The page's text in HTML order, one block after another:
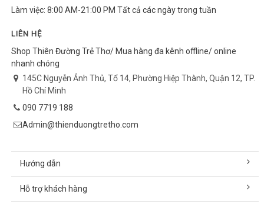
Làm việc: 8:00 AM-21:00 PM Tất cả các ngày trong tuần
LIÊN HỆ
Shop Thiên Đường Trẻ Thơ/ Mua hàng đa kênh offline/ online
nhanh chóng
145C Nguyễn Ảnh Thủ, Tổ 14, Phường Hiệp Thành, Quận 12, TP.
Hồ Chí Minh
090 7719 188
Admin@thienduongtretho.com
Hướng dẫn
Hỗ trợ khách hàng